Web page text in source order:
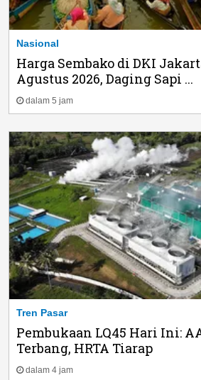
Nasional
Harga Sembako di DKI
Agustus 2026, Daging Sapi ...
dalam 5 jam
Tren Pasar
Pembukaan LQ45 Hari Ini:
Terbang, HRTA Tiarap
dalam 4 jam